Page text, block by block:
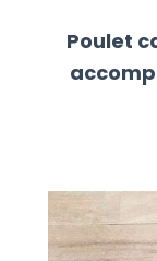
Poulet